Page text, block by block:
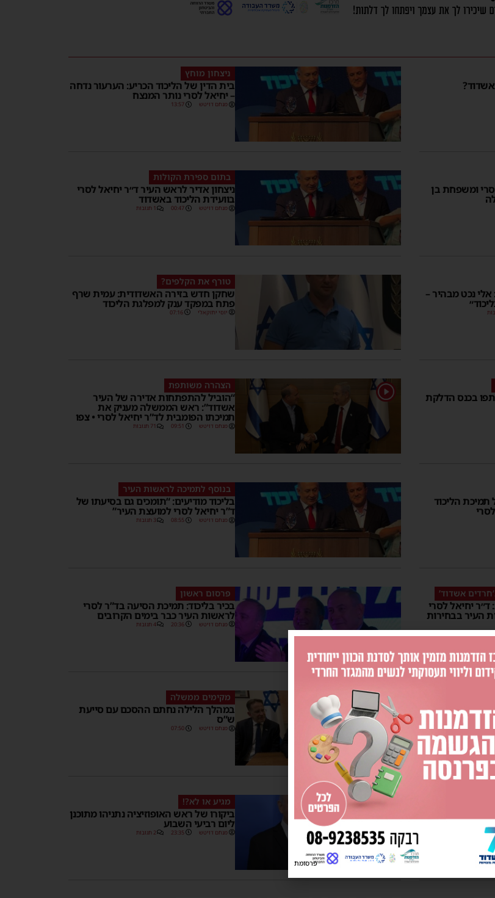
ניצחון מוחץ
בית הדין של הליכוד הכריע: הערעור נדחה
– יחיאל לסרי נותר המנצח
מנחם דויטש 13:57
ומשפחת בן
בתום ספירת הקולות
ניצחון אדיר לראש העיר ד״ר יחיאל לסרי
בוועידת הליכוד באשדוד
מנחם דויטש 00:47 1 תגובות
אלי נכט מבהיר –
טורף את הקלפים?
שחקן חדש בזירה האשדודית: עמית שרף
פתח במפקד ענק למפלגת הליכוד
יוסי יחזקאלי 07:16
בכנס הדלקת
1 הצהרה משותפת
“הוביל להתפתחות אדירה של העיר
אשדוד”: ראש הממשלה מעניק את
תמיכתו הפומבית לד”ר יחיאל לסרי • צפו
מנחם דויטש 09:51 71 תגובות
הליכוד
בנוסף לתמיכה לראשות העיר
בליכוד מודיעים: “תומכים גם בסיעתו של
ד”ר יחיאל לסרי למועצת העיר”
מנחם דויטש 08:55 3 תגובות
אשדוד’
ד״ר יחיאל לסרי
העיר בבחירות
פרסום ראשון
בכיר בליכוד: תמיכת הסיעה בד”ר לסרי
לראשות העיר כבר בימים הקרובים
מנחם דויטש 20:36 4 תגובות
נפרדים בעיר?!
מקימים ממשלה
במהלך הלילה נחתם ההסכם עם סייעת
ש”ס
מנחם דויטש 07:50
לעיר; אלה
מגיע או לא?!
ביקורו של ראש האופוזיציה נתניהו מתוכנן
ליום רביעי השבוע
מנחם דויטש 23:35 2 תגובות
פרסומת